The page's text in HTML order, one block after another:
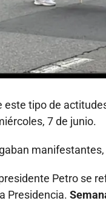
este tipo de
7 de junio.
Petro se
Presidencia.